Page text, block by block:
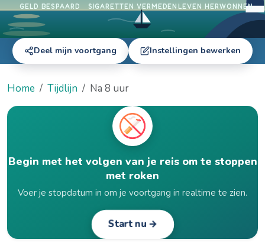
GELD BESPAARD SIGARETTEN VERMEDEN LEVEN HERWONNEN
Deel mijn voortgang Instellingen bewerken
Home Tijdlijn Na 8 uur
Begin met het volgen van je reis om te stoppen
met roken
Voer je stopdatum in om je voortgang in realtime te zien.
Start nu →